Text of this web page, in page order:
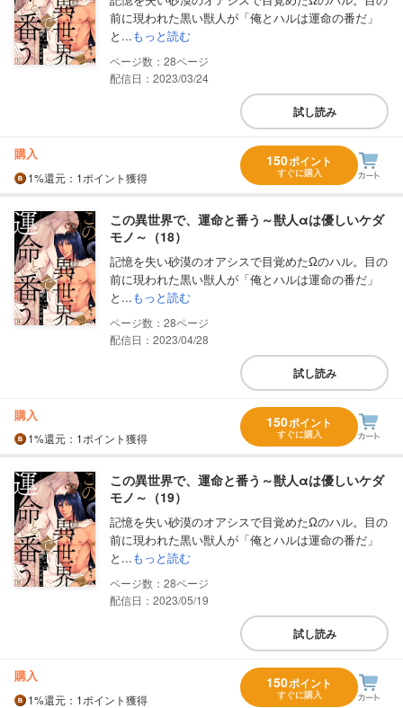
前に現われた黒い獣人が「俺とハルは運命の番だ」
と...もっと読む
28
配信日：2023/03/24
試し読み
購入
1%還元 ：1ポイント獲得
150ポイント
すぐに購入
この異世界で、運命と番う～獣人αは優しいケダ
モノ～（18）
記憶を失い砂漠のオアシスで目覚めたΩのハル。目の
前に現われた黒い獣人が「俺とハルは運命の番だ」
と...もっと読む
28
配信日：2023/04/28
試し読み
購入
1%還元 ：1ポイント獲得
150ポイント
すぐに購入
この異世界で、運命と番う～獣人αは優しいケダ
モノ～（19）
記憶を失い砂漠のオアシスで目覚めたΩのハル。目の
前に現われた黒い獣人が「俺とハルは運命の番だ」
と...もっと読む
28
配信日：2023/05/19
試し読み
購入
1%還元 ：1ポイント獲得
150ポイント
すぐに購入